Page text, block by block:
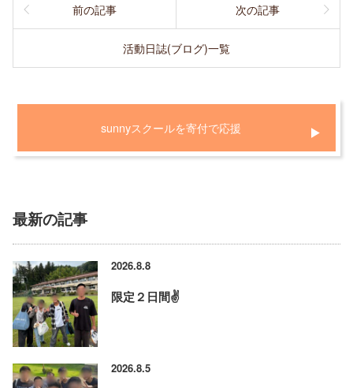
前の記事
活動日誌(ブログ)一覧
次の記事
sunnyスクールを寄付で応援
最新の記事
2026.8.8
限定２日間✌️
2026.8.5